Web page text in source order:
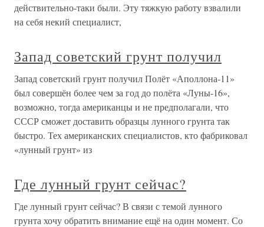
действительно-таки были. Эту тяжкую работу взвалили
на себя некий специалист,
Запад советский грунт получил
Запад советский грунт получил Полёт «Аполлона-11»
был совершён более чем за год до полёта «Луны-16»,
возможно, тогда американцы и не предполагали, что
СССР сможет доставить образцы лунного грунта так
быстро. Тех американских специалистов, кто фабриковал
«лунный грунт» из
Где лунный грунт сейчас?
Где лунный грунт сейчас? В связи с темой лунного
грунта хочу обратить внимание ещё на один момент. Со